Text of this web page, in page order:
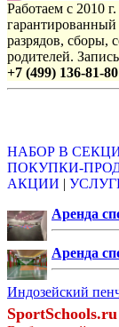
Работаем с 2010
гарантированный
разрядов, сборы,
родителей.
+7 (499) 136-81-80
НАБОР В
ПОКУПКИ-
АКЦИИ |
Аренда
Аренда
Индозейский
SportSchools.ru